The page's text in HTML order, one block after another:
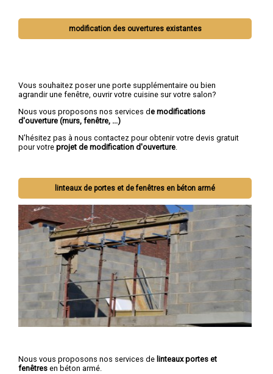
modification des ouvertures existantes
Vous souhaitez poser une porte supplémentaire ou bien
agrandir une fenêtre, ouvrir votre cuisine sur votre salon?
Nous vous proposons nos services de modifications
d'ouverture (murs, fenêtre, ...)
N'hésitez pas à nous contactez pour obtenir votre devis gratuit
pour votre projet de modification d'ouverture
linteaux de portes et de fenêtres en béton armé
Nous vous proposons nos services de linteaux portes et
fenêtres en béton armé.